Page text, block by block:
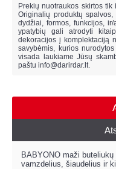
Prekių nuotraukos skirtos
Originalių produktų
dydžiai, formos, funkcijos,
ypatybių gali atrodyti
dekoracijos į komplektaciją
savybėmis, kurios
visada laukiame Jūsų
paštu info@darirdar.lt.
BABYONO maži
vamzdelius, šiaudelius ir